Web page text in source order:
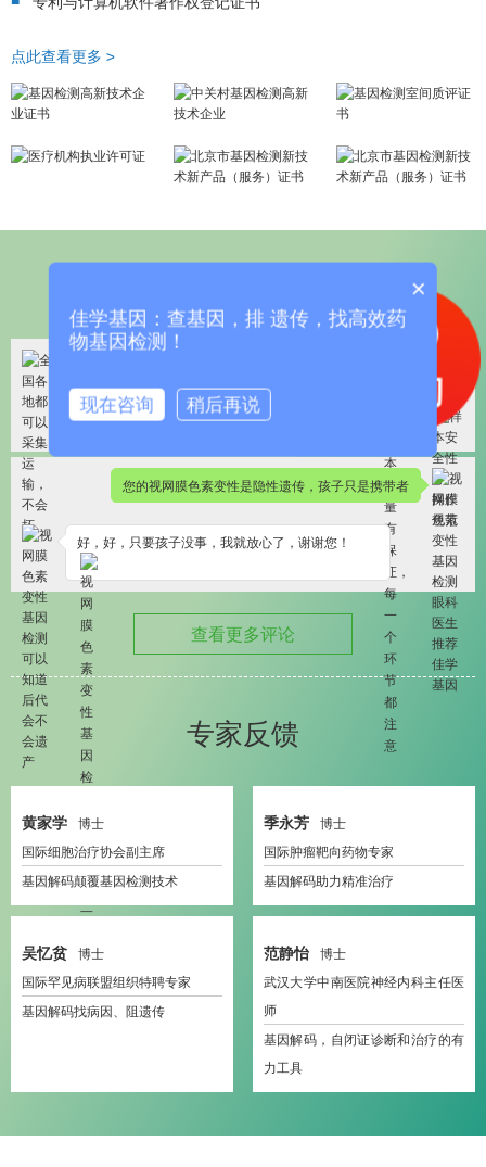
点此查看更多 >
实验室已经检测过样本了，合格，没问题的
您的视网膜色素变性是隐性遗传，孩子只是携带者
好，好，只要孩子没事，我就放心了，谢谢您！
查看更多评论
专家反馈
黄家学 博士
国际细胞治疗协会副主席
基因解码颠覆基因检测技术
季永芳 博士
国际肿瘤靶向药物专家
基因解码助力精准治疗
吴忆贫 博士
国际罕见病联盟组织特聘专家
基因解码找病因、阻遗传
范静怡 博士
武汉大学中南医院神经内科主任医
师
基因解码，自闭证诊断和治疗的有
力工具
×
佳学基因：查基因，排 遗传，找高效药
物基因检测！
现在咨询 稍后再说